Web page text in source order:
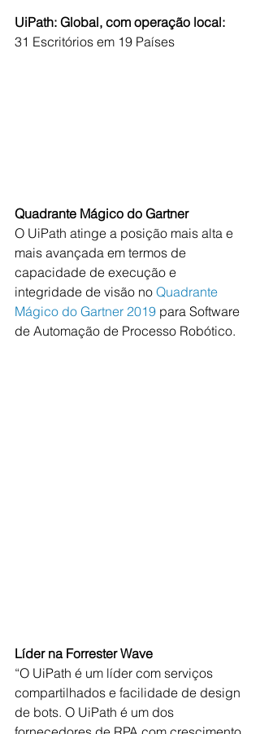
UiPath: Global, com operação local:
31 Escritórios em 19 Países
Quadrante Mágico do Gartner
O UiPath atinge a posição mais alta e
mais avançada em termos de
capacidade de execução e
integridade de visão no Quadrante
Mágico do Gartner 2019 para Software
de Automação de Processo Robótico.
Líder na Forrester Wave
“O UiPath é um líder com serviços
compartilhados e facilidade de design
de bots. O UiPath é um dos